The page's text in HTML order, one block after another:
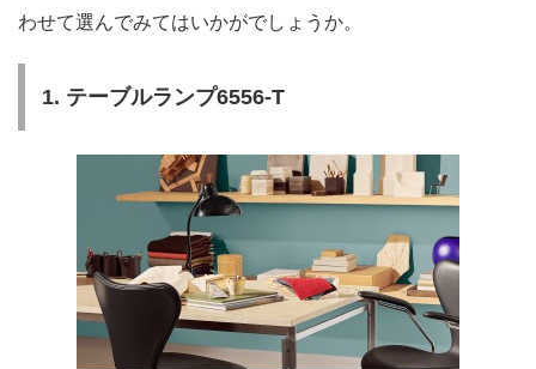
わせて選んでみてはいかがでしょうか。
1. テーブルランプ6556-T